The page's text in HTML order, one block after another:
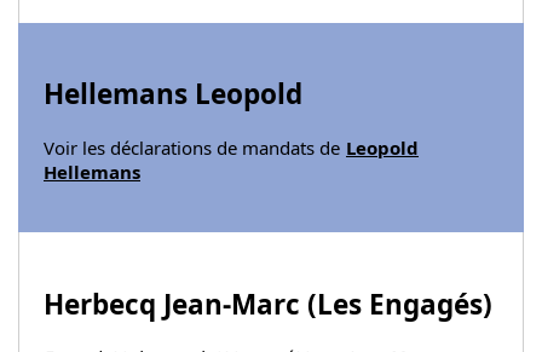
Hellemans Leopold
Voir les déclarations de mandats de Leopold
Hellemans
Herbecq Jean-Marc (Les Engagés)